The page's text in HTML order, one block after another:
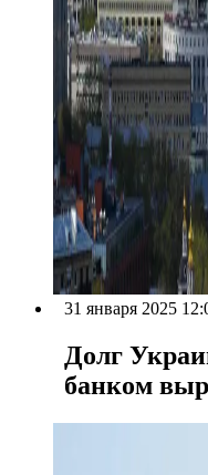
31 января 2025
Долг
банком